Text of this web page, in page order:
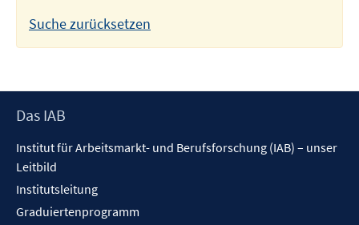
Suche zurücksetzen
Footer
Das IAB
Institut für Arbeitsmarkt- und Berufsforschung (IAB) – unser
Leitbild
Institutsleitung
Graduiertenprogramm